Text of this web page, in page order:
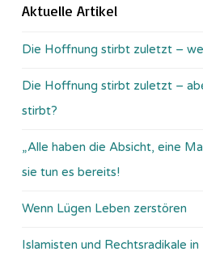
Aktuelle Artikel
Die Hoffnung stirbt zuletzt –
Die Hoffnung stirbt zuletzt –
stirbt?
„Alle haben die Absicht, eine
sie tun es bereits!
Wenn Lügen Leben zerstören
Islamisten und Rechtsradikale